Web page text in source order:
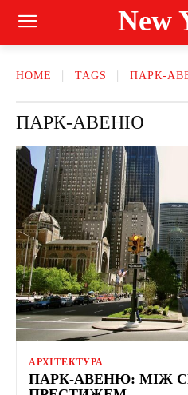
New
HOME TAGS ПАРК-
ПАРК-АВЕНЮ
АРХІТЕКТУРА
ПАРК-АВЕНЮ: МІЖ